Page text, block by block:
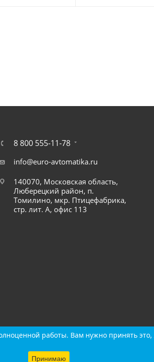
8 800 555-11-78
info@euro-avtomatika.ru
140070, Московская область,
Люберецкий район, п.
Томилино, мкр. Птицефабрика,
стр. лит. А, офис 113
работы. Вам нужно принять это,
Принимаю
работы. Вам нужно принять это,
Принимаю